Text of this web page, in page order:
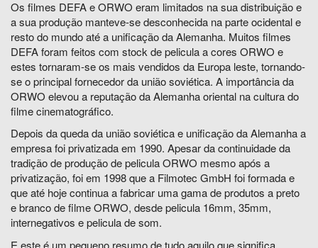
Os filmes DEFA e ORWO eram limitados na sua distribuição e
a sua produção manteve-se desconhecida na parte ocidental e
resto do mundo até a unificação da Alemanha. Muitos filmes
DEFA foram feitos com stock de pelicula a cores ORWO e
estes tornaram-se os mais vendidos da Europa leste, tornando-
se o principal fornecedor da união soviética. A importância da
ORWO elevou a reputação da Alemanha oriental na cultura do
filme cinematográfico.
Depois da queda da união soviética e unificação da Alemanha a
empresa foi privatizada em 1990. Apesar da continuidade da
tradição de produção de pelicula ORWO mesmo após a
privatização, foi em 1998 que a Filmotec GmbH foi formada e
que até hoje continua a fabricar uma gama de produtos a preto
e branco de filme ORWO, desde pelicula 16mm, 35mm,
internegativos e pelicula de som.
E este é um pequeno resumo de tudo aquilo que significa